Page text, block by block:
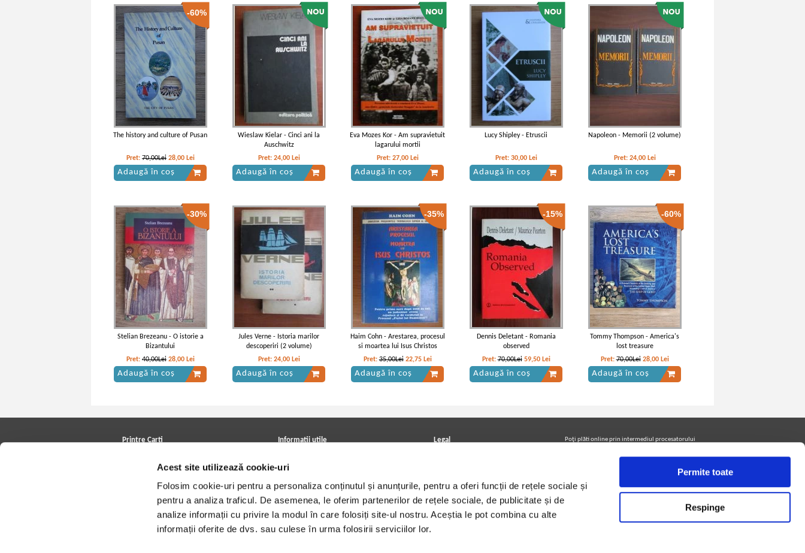
Acest site utilizează cookie-uri
Folosim cookie-uri pentru a personaliza conținutul și anunțurile, pentru a oferi funcții de rețele sociale și
pentru a analiza traficul. De asemenea, le oferim partenerilor de rețele sociale, de publicitate și de
analize informații cu privire la modul în care folosiți site-ul nostru. Aceștia le pot combina cu alte
informații oferite de dvs. sau culese în urma folosirii serviciilor lor.
Permite toate
Respinge
Vintila Corbul - Caderea
Constantinopolelui (volumele 1, 2
si 3)
Vintila Corbul - Caderea
Constantinopolului (volumele 1 si
Vintila Corbul - Caderea
Constantinopolului (volumul 1)
Vintila Corbul - Caderea
Constantinopolelui (2 volume,
cartonate)
Vintila Corbul - Caderea
Constantinopolului (volumul 1)
(Adevarul)
Vintila Corbul - Caderea
Constantinopolului (volumul 1)
Vintila Corbul - Caderea
Constantinopolelui (volumul I)
Vintila Corbul - Caderea
Constantinopolelui (volumul 2)
Vintila Corbul - Caderea
Constantinopolului (volumul 2)
Vintila Corbul - Caderea
Constantinopolelui (volumul 1)
Vintila Corbul - Caderea
Vintila Corbul - Caderea
Vintila Corbul - Caderea
Vintila Corbul - Caderea
Vintila Corbu - Caderea
-60%
The history and culture of Pusan
Pret: 70,00Lei 28,00 Lei
Adaugă în coș
Wieslaw Kielar - Cinci ani la
Auschwitz
Pret: 24,00 Lei
Adaugă în coș
Eva Mozes Kor - Am supravietuit
lagarului mortii
Pret: 27,00 Lei
Adaugă în coș
Lucy Shipley - Etruscii
Pret: 30,00 Lei
Adaugă în coș
Napoleon - Memorii (2 volume)
Pret: 24,00 Lei
Adaugă în coș
-30%
Stelian Brezeanu - O istorie a
Bizantului
Pret: 40,00Lei 28,00 Lei
Adaugă în coș
Jules Verne - Istoria marilor
descoperiri (2 volume)
Pret: 24,00 Lei
Adaugă în coș
-35%
Haim Cohn - Arestarea, procesul
si moartea lui Isus Christos
Pret:35,00Lei 22,75 Lei
Adaugă în coș
-15%
Dennis Deletant - Romania
observed
Pret:70,00Lei 59,50 Lei
Adaugă în coș
-60%
Tommy Thompson - America's
lost treasure
Pret:70,00Lei 28,00 Lei
Adaugă în coș
Printre Carti
Cele mai căutate cărți
Blog Printre Carti
Cărţi sub 5 lei
Cărţi sub 8 lei
Informatii utile
Achizitii viniluri, casete, CD/DVD
Cum cumpar?
Politica de livrare
Retur comenzi
Angajari - Cariere
Legal
Termeni si conditii
Utilizare cookie-uri
Poţi plăti online prin intermediul procesatorului
Urmăreşte-ne pe facebook pentru a fi la curent cu